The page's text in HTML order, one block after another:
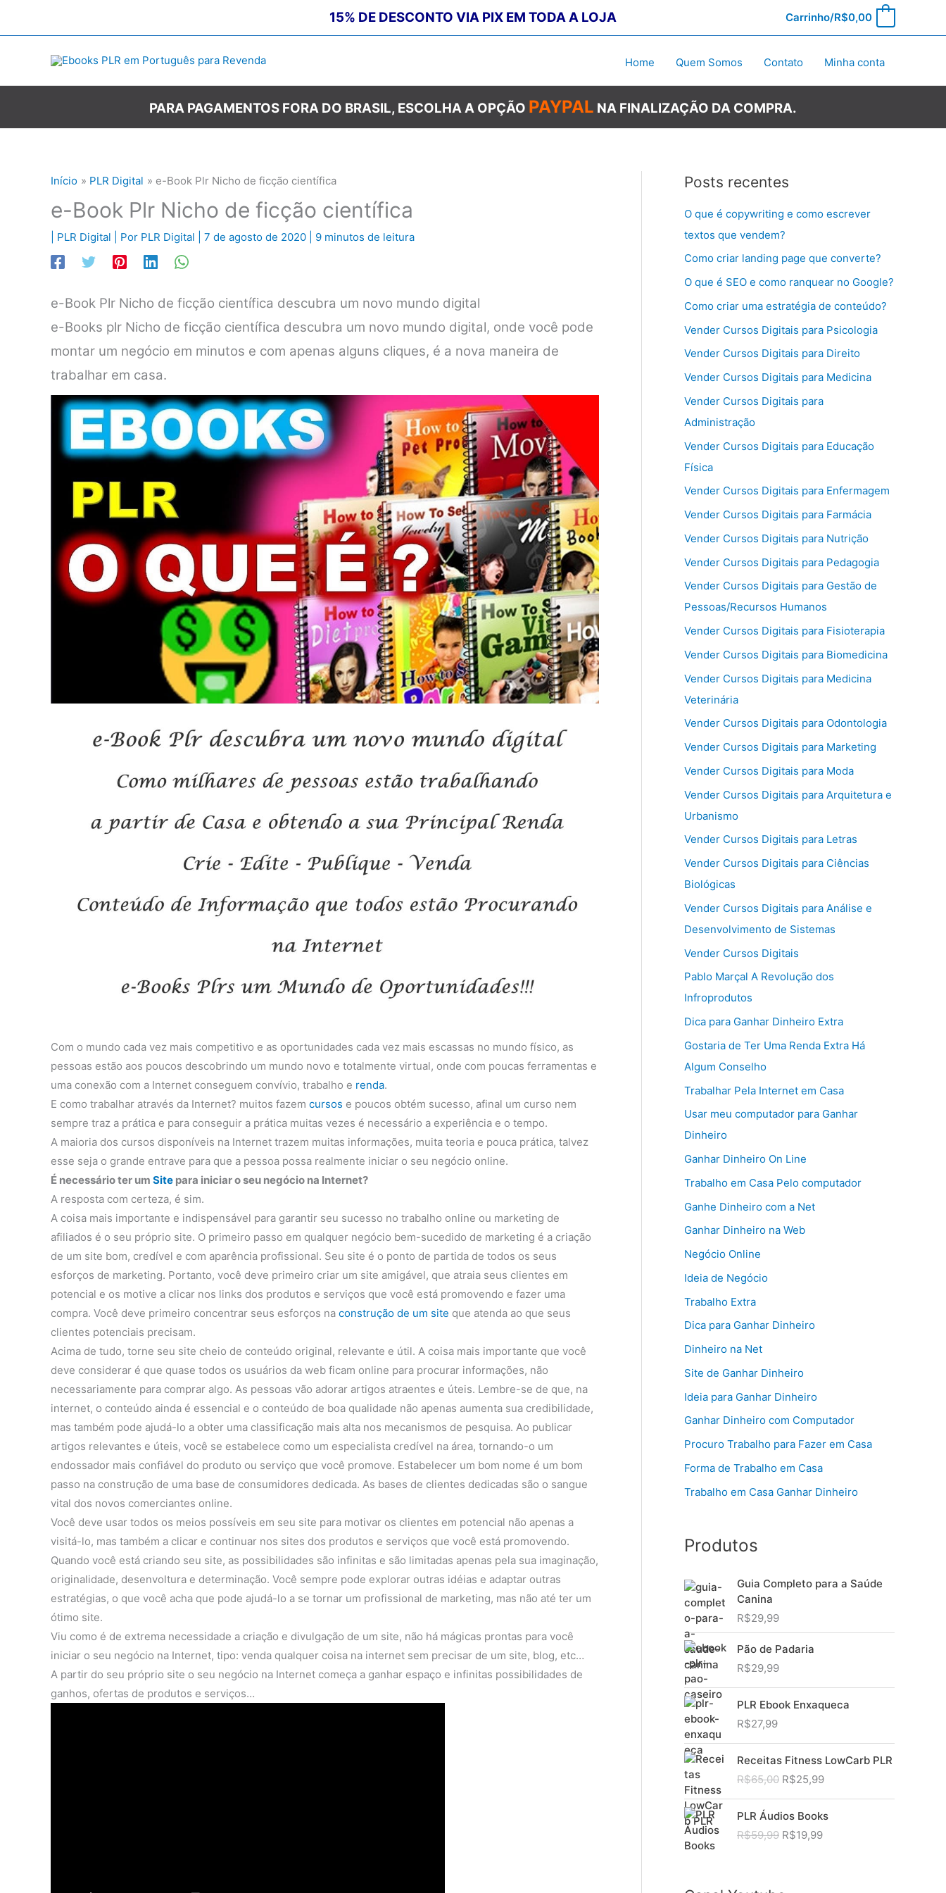
15% DE DESCONTO VIA PIX EM TODA A LOJA Carrinho/R$0,00
Home Quem Somos Contato Minha conta
PARA PAGAMENTOS FORA DO BRASIL, ESCOLHA A OPÇÃO PAYPAL NA FINALIZAÇÃO DA COMPRA.
Início PLR Digital e-Book Plr Nicho de ficção científica
e-Book Plr Nicho de ficção científica
PLR Digital | Por PLR Digital 7 de agosto de 2020 9 minutos de leitura
e-Book Plr Nicho de ficção científica descubra um novo mundo digital
e-Books plr Nicho de ficção científica descubra um novo mundo digital, onde você pode
montar um negócio em minutos e com apenas alguns cliques, é a nova maneira de
trabalhar em casa.
Com o mundo cada vez mais competitivo e as oportunidades cada vez mais escassas no mundo físico, as
pessoas estão aos poucos descobrindo um mundo novo e totalmente virtual, onde com poucas ferramentas e
uma conexão com a Internet conseguem convívio, trabalho e renda.
E como trabalhar através da Internet? muitos fazem cursos e poucos obtém sucesso, afinal um curso nem
sempre traz a prática e para conseguir a prática muitas vezes é necessário a experiência e o tempo.
A maioria dos cursos disponíveis na Internet trazem muitas informações, muita teoria e pouca prática, talvez
esse seja o grande entrave para que a pessoa possa realmente iniciar o seu negócio online.
É necessário ter um Site para iniciar o seu negócio na Internet?
A resposta com certeza, é sim.
A coisa mais importante e indispensável para garantir seu sucesso no trabalho online ou marketing de
afiliados é o seu próprio site. O primeiro passo em qualquer negócio bem-sucedido de marketing é a criação
de um site bom, credível e com aparência profissional. Seu site é o ponto de partida de todos os seus
esforços de marketing. Portanto, você deve primeiro criar um site amigável, que atraia seus clientes em
potencial e os motive a clicar nos links dos produtos e serviços que você está promovendo e fazer uma
compra. Você deve primeiro concentrar seus esforços na construção de um site que atenda ao que seus
clientes potenciais precisam.
Acima de tudo, torne seu site cheio de conteúdo original, relevante e útil. A coisa mais importante que você
deve considerar é que quase todos os usuários da web ficam online para procurar informações, não
necessariamente para comprar algo. As pessoas vão adorar artigos atraentes e úteis. Lembre-se de que, na
internet, o conteúdo ainda é essencial e o conteúdo de boa qualidade não apenas aumenta sua credibilidade,
mas também pode ajudá-lo a obter uma classificação mais alta nos mecanismos de pesquisa. Ao publicar
artigos relevantes e úteis, você se estabelece como um especialista credível na área, tornando-o um
endossador mais confiável do produto ou serviço que você promove. Estabelecer um bom nome é um bom
passo na construção de uma base de consumidores dedicada. As bases de clientes dedicadas são o sangue
vital dos novos comerciantes online.
Você deve usar todos os meios possíveis em seu site para motivar os clientes em potencial não apenas a
visitá-lo, mas também a clicar e continuar nos sites dos produtos e serviços que você está promovendo.
Quando você está criando seu site, as possibilidades são infinitas e são limitadas apenas pela sua imaginação,
originalidade, desenvoltura e determinação. Você sempre pode explorar outras idéias e adaptar outras
estratégias, o que você acha que pode ajudá-lo a se tornar um profissional de marketing, mas não até ter um
ótimo site.
Viu como é de extrema necessidade a criação e divulgação de um site, não há mágicas prontas para você
iniciar o seu negócio na Internet, tipo: venda qualquer coisa na internet sem precisar de um site, blog, etc…
A partir do seu próprio site o seu negócio na Internet começa a ganhar espaço e infinitas possibilidades de
ganhos, ofertas de produtos e serviços…
Posts recentes
O que é copywriting e como escrever
textos que vendem?
Como criar landing page que converte?
O que é SEO e como ranquear no Google?
Como criar uma estratégia de conteúdo?
Vender Cursos Digitais para Psicologia
Vender Cursos Digitais para Direito
Vender Cursos Digitais para Medicina
Vender Cursos Digitais para
Administração
Vender Cursos Digitais para Educação
Física
Vender Cursos Digitais para Enfermagem
Vender Cursos Digitais para Farmácia
Vender Cursos Digitais para Nutrição
Vender Cursos Digitais para Pedagogia
Vender Cursos Digitais para Gestão de
Pessoas/Recursos Humanos
Vender Cursos Digitais para Fisioterapia
Vender Cursos Digitais para Biomedicina
Vender Cursos Digitais para Medicina
Veterinária
Vender Cursos Digitais para Odontologia
Vender Cursos Digitais para Marketing
Vender Cursos Digitais para Moda
Vender Cursos Digitais para Arquitetura e
Urbanismo
Vender Cursos Digitais para Letras
Vender Cursos Digitais para Ciências
Biológicas
Vender Cursos Digitais para Análise e
Desenvolvimento de Sistemas
Vender Cursos Digitais
Pablo Marçal A Revolução dos
Infroprodutos
Dica para Ganhar Dinheiro Extra
Gostaria de Ter Uma Renda Extra Há
Algum Conselho
Trabalhar Pela Internet em Casa
Usar meu computador para Ganhar
Dinheiro
Ganhar Dinheiro On Line
Trabalho em Casa Pelo computador
Ganhe Dinheiro com a Net
Ganhar Dinheiro na Web
Negócio Online
Ideia de Negócio
Trabalho Extra
Dica para Ganhar Dinheiro
Dinheiro na Net
Site de Ganhar Dinheiro
Ideia para Ganhar Dinheiro
Ganhar Dinheiro com Computador
Procuro Trabalho para Fazer em Casa
Forma de Trabalho em Casa
Trabalho em Casa Ganhar Dinheiro
Produtos
Guia Completo para a Saúde
Canina
R$29,99
Pão de Padaria
R$29,99
PLR Ebook Enxaqueca
R$27,99
Receitas Fitness LowCarb PLR
R$65,00 O
r
e
ç
R$25,99O
PLR Áudios Books
R$59,99 O
R$19,99O